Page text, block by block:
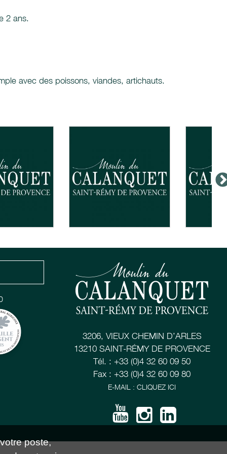
2 ans.
avec des poissons, viandes, artichauts.
3206, VIEUX CHEMIN D’ARLES
13210 SAINT-RÉMY DE PROVENCE
Tél. : +33 (0)4 32 60 09 50
Fax : +33 (0)4 32 60 09 80
E-MAIL : CLIQUEZ ICI
poste,